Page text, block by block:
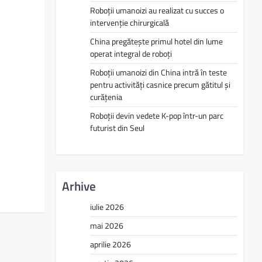
Roboții umanoizi au realizat cu succes o
intervenție chirurgicală
China pregătește primul hotel din lume
operat integral de roboți
Roboții umanoizi din China intră în teste
pentru activități casnice precum gătitul și
curățenia
Roboții devin vedete K-pop într-un parc
futurist din Seul
Arhive
iulie 2026
mai 2026
aprilie 2026